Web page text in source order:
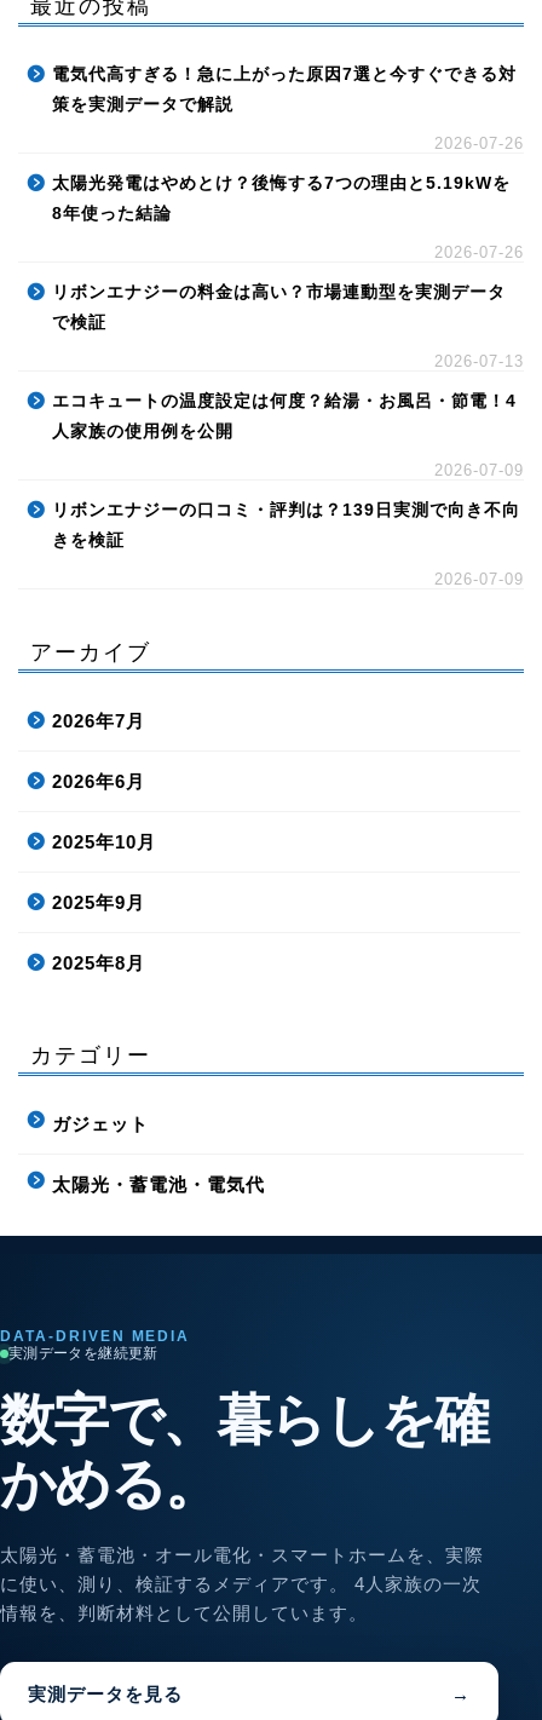
電気代高すぎる！急に上がった原因7選と今すぐできる対
策を実測データで解説
2026-07-26
太陽光発電はやめとけ？後悔する7つの理由と5.19kWを
8年使った結論
2026-07-26
リボンエナジーの料金は高い？市場連動型を実測データ
で検証
2026-07-13
エコキュートの温度設定は何度？給湯・お風呂・節電！4
人家族の使用例を公開
2026-07-09
リボンエナジーの口コミ・評判は？139日実測で向き不向
きを検証
2026-07-09
アーカイブ
2026年7月
2026年6月
2025年10月
2025年9月
2025年8月
カテゴリー
ガジェット
太陽光・蓄電池・電気代
DATA-DRIVEN MEDIA
実測データを継続更新
数字で、暮らしを確
かめる。
太陽光・蓄電池・オール電化・スマートホームを、実際
に使い、測り、検証するメディアです。 4人家族の一次
情報を、判断材料として公開しています。
実測データを見る →